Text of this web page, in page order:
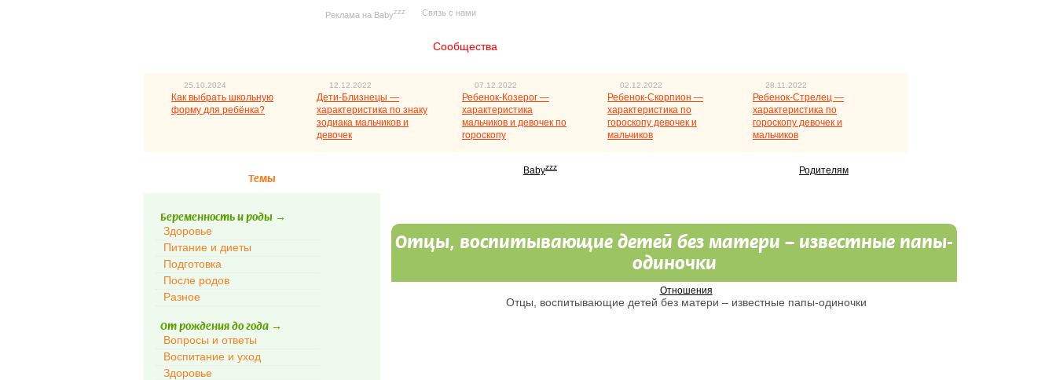
Реклама на Babyzzz Связь с нами
Сообщества
25.10.2024
Как выбрать школьную
форму для ребёнка?
12.12.2022
Дети-Близнецы —
характеристика по знаку
зодиака мальчиков и
девочек
07.12.2022
Ребенок-Козерог —
характеристика
мальчиков и девочек по
гороскопу
02.12.2022
Ребенок-Скорпион —
характеристика по
гороскопу девочек и
мальчиков
28.11.2022
Ребенок-Стрелец —
характеристика по
гороскопу девочек и
мальчиков
Темы
Беременность и роды →
Здоровье
Питание и диеты
Подготовка
После родов
Разное
От рождения до года →
Вопросы и ответы
Воспитание и уход
Здоровье
Babyzzz Родителям
Отношения
Отцы, воспитывающие детей без матери – известные папы-одиночки
Отцы, воспитывающие детей без матери – известные папы-
одиночки